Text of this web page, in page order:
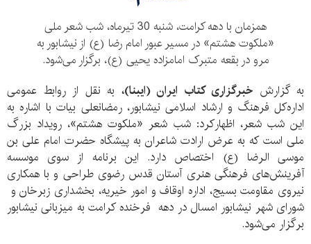
همزمان با دهه کرامت، شنبه 30 تیرماه، شب شعر ملی
«ملکوت هشتم» در مسیر عبور امام رضا (ع) از نیشابور به
مرو در بقعه متبرک امامزاده یحیی (ع)، برگزار می‌شود.
به گزارش خبرگزاری کتاب ایران (ایبنا)، به نقل از روابط عمومی
اداره‌کل فرهنگ و ارشاد اسلامی نیشابور، رمضانعلی بیات با اشاره به
این شب شعر، اظهارکرد: شب شعر «ملکوت هشتم»، رویداد بزرگ
ملی است که به عرض ارادت شاعران به پیشگاه حضرت امام علی بن
موسی الرضا (ع) اختصاص دارد. این برنامه از سوی موسسه
آفرینش‌های فرهنگی هنری آستان قدس رضوی طراحی و با همکاری
نیروی مقاومت بسیج، اداره اوقاف و امور خیریه، بخشداری زبرخان و
شورای شهر نيشابور امسال در دهه فرخنده کرامت به میزبانی نیشابور
برگزار می‌شود.